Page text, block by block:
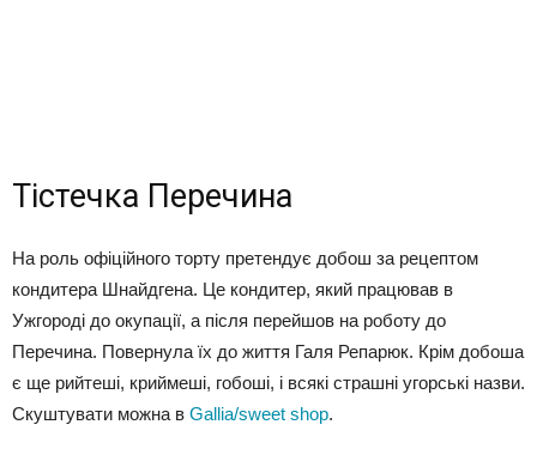
Тістечка Перечина
На роль офіційного торту претендує добош за рецептом
кондитера Шнайдгена. Це кондитер, який працював в
Ужгороді до окупації, а після перейшов на роботу до
Перечина. Повернула їх до життя Галя Репарюк. Крім добоша
є ще рийтеші, криймеші, гобоші, і всякі страшні угорські назви.
Скуштувати можна в Gallia/sweet shop.